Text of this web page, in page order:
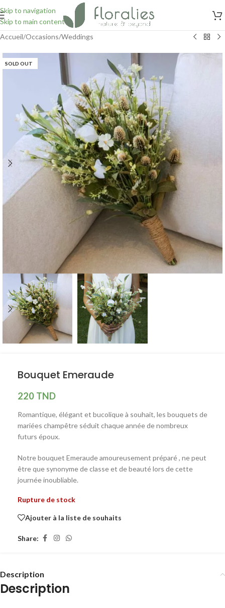
Skip to navigation
Skip to main content
Accueil/Occasions/Weddings
SOLD OUT
Bouquet Emeraude
220 TND
Romantique, élégant et bucolique à souhait, les bouquets de
mariées champêtre séduit chaque année de nombreux
futurs époux.
Notre bouquet Emeraude amoureusement préparé , ne peut
être que synonyme de classe et de beauté lors de cette
journée inoubliable.
Rupture de stock
Ajouter à la liste de souhaits
Share:
Description
Description